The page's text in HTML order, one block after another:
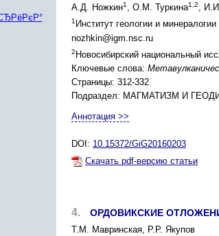
А.Д. Ножкин1 , О.М. Туркина1,2,
1 Институт геологии и
nozhkin@igm.nsc.ru
2 Новосибирский национальный
Ключевые слова:
Страницы: 312-332
Подраздел: МАГМАТИЗМ И
Аннотация >>
DOI: 10.15372/GiG20160203
Скачать pdf-версию статьи
4. ОРДОВИКСКИЕ
Т.М. Мавринская, Р.Р. Якупов